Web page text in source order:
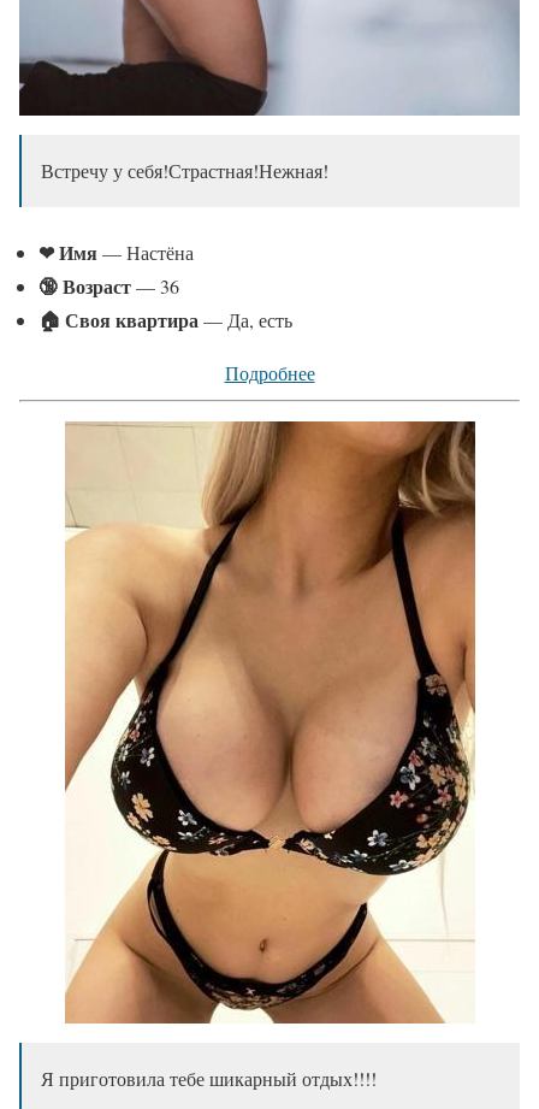
Встречу у себя!Страстная!Нежная!
❤ Имя— Настёна
🔞 Возраст— 36
🏠 Своя квартира— Да, есть
Подробнее
Я приготовила тебе шикарный отдых!!!!